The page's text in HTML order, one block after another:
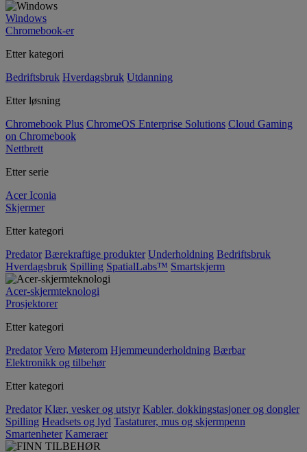
Windows
Chromebook-er
Etter kategori
Bedriftsbruk Hverdagsbruk Utdanning
Etter løsning
Chromebook Plus ChromeOS Enterprise Solutions Cloud Gaming
on Chromebook
Nettbrett
Etter serie
Acer Iconia
Skjermer
Etter kategori
Predator Bærekraftige produkter Underholdning Bedriftsbruk
Hverdagsbruk Spilling SpatialLabs™ Smartskjerm
Acer-skjermteknologi
Prosjektorer
Etter kategori
Predator Vero Møterom Hjemmeunderholdning Bærbar
Elektronikk og tilbehør
Etter kategori
Predator Klær, vesker og utstyr Kabler, dokkingstasjoner og dongler
Spilling Headsets og lyd Tastaturer, mus og skjermpenn
Smartenheter Kameraer